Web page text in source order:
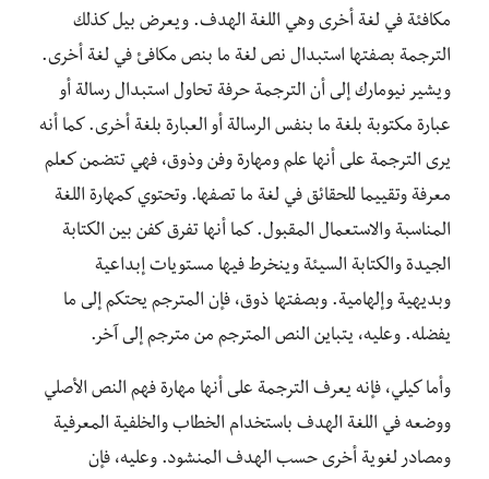
مكافئة في لغة أخرى وهي اللغة الهدف. ويعرض بيل كذلك
الترجمة بصفتها استبدال نص لغة ما بنص مكافئ في لغة أخرى.
ويشير نيومارك إلى أن الترجمة حرفة تحاول استبدال رسالة أو
عبارة مكتوبة بلغة ما بنفس الرسالة أو العبارة بلغة أخرى. كما أنه
يرى الترجمة على أنها علم ومهارة وفن وذوق، فهي تتضمن كعلم
معرفة وتقييما للحقائق في لغة ما تصفها. وتحتوي كمهارة اللغة
المناسبة والاستعمال المقبول. كما أنها تفرق كفن بين الكتابة
الجيدة والكتابة السيئة وينخرط فيها مستويات إبداعية
وبديهية وإلهامية. وبصفتها ذوق، فإن المترجم يحتكم إلى ما
يفضله. وعليه، يتباين النص المترجم من مترجم إلى آخر.
وأما كيلي، فإنه يعرف الترجمة على أنها مهارة فهم النص الأصلي
ووضعه في اللغة الهدف باستخدام الخطاب والخلفية المعرفية
ومصادر لغوية أخرى حسب الهدف المنشود. وعليه، فإن